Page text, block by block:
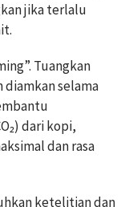
jika terlalu
Tuangkan
selama
dari kopi,
dan rasa
ketelitian dan